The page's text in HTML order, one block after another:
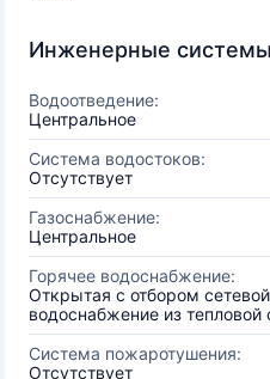
Инженерные системы
Водоотведение:
Центральное
Система водостоков:
Отсутствует
Газоснабжение:
Центральное
Горячее водоснабжение:
Открытая с отбором
водоснабжение из тепловой
Система пожаротушения:
Отсутствует